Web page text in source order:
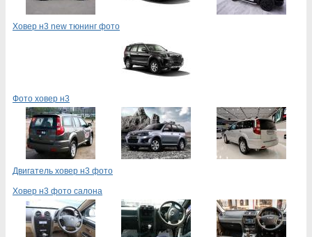
Ховер н3 new тюнинг фото
Фото ховер н3
Двигатель ховер н3 фото
Ховер н3 фото салона